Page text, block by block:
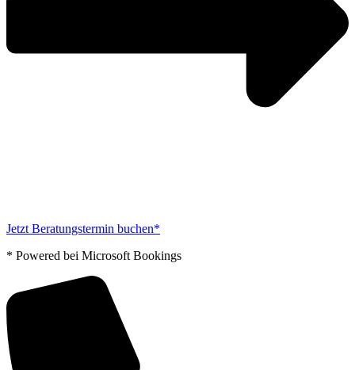
Jetzt Beratungstermin buchen*
* Powered bei Microsoft Bookings